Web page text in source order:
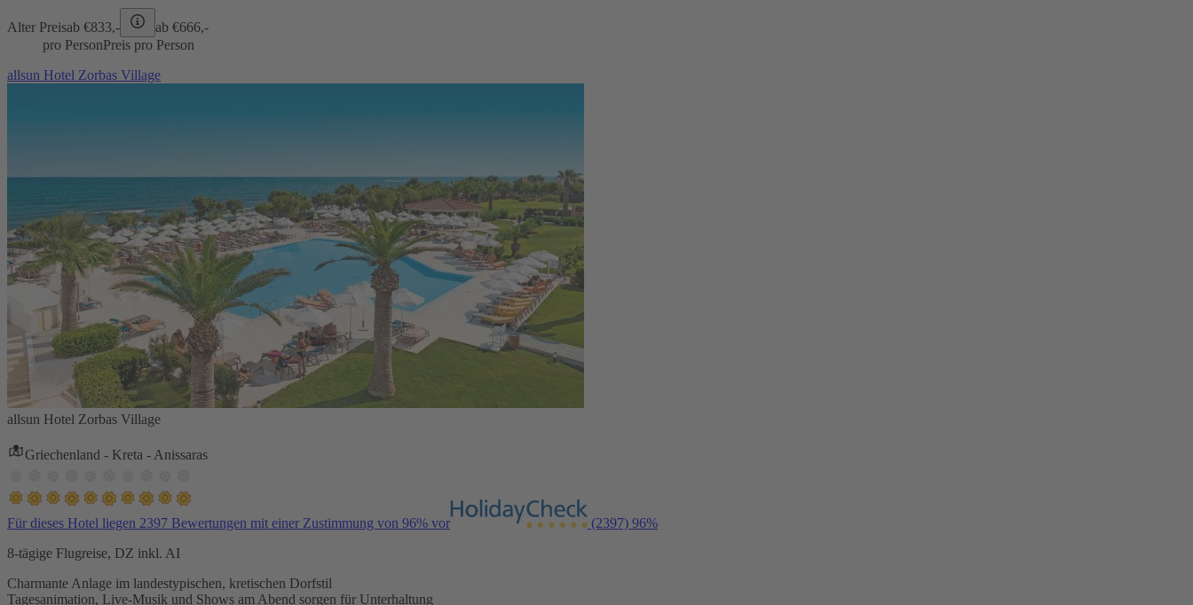
Alter Preisab €833,- ab €666,-
pro PersonPreis pro Person
allsun Hotel Zorbas Village
allsun Hotel Zorbas Village
Griechenland - Kreta - Anissaras
Für dieses Hotel liegen 2397 Bewertungen mit einer Zustimmung von 96% vor (2397) 96%
8-tägige Flugreise, DZ inkl. AI
Charmante Anlage im landestypischen, kretischen Dorfstil
Tagesanimation, Live-Musik und Shows am Abend sorgen für Unterhaltung